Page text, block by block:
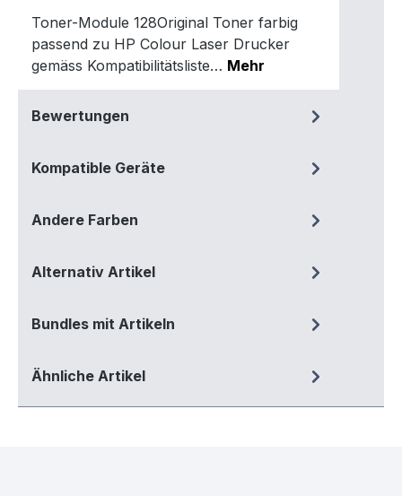
Toner-Module 128Original Toner farbig
passend zu HP Colour Laser Drucker
gemäss Kompatibilitätsliste… Mehr
Bewertungen
Kompatible Geräte
Andere Farben
Alternativ Artikel
Bundles mit Artikeln
Ähnliche Artikel